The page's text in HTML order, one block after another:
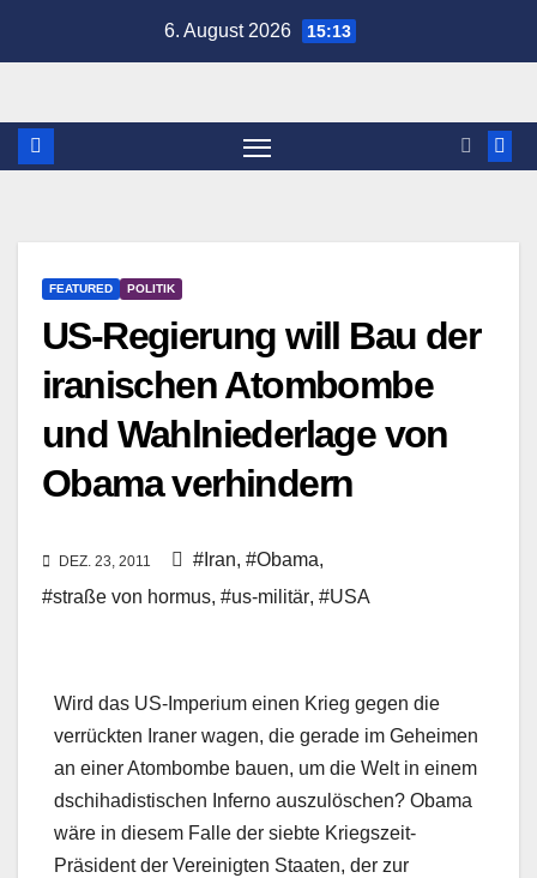
6. August 2026 15:13
FEATURED POLITIK
US-Regierung will Bau der
iranischen Atombombe
und Wahlniederlage von
Obama verhindern
DEZ. 23, 2011 #Iran, #Obama,
#straße von hormus, #us-militär, #USA
Wird das US-Imperium einen Krieg gegen die
verrückten Iraner wagen, die gerade im Geheimen
an einer Atombombe bauen, um die Welt in einem
dschihadistischen Inferno auszulöschen? Obama
wäre in diesem Falle der siebte Kriegszeit-
Präsident der Vereinigten Staaten, der zur